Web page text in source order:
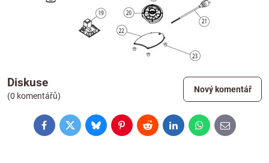
Diskuse
(0 komentářů)
Nový komentář
FacebookTwitterBlueskyPinterestRedditLinkedInWhatsApp
E-
mail